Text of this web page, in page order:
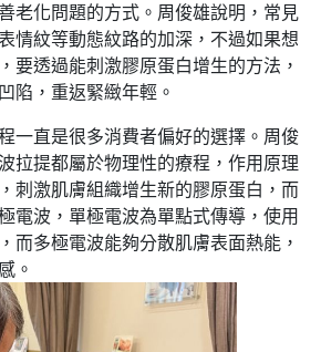
老化問題的方式。周俊雄說明，常見
情紋等動態紋路的加深，不過如果想
要透過能刺激膠原蛋白增生的方法，
陷，重返緊緻年輕。
一直是很多消費者偏好的選擇。周俊
拉提都屬於物理性的療程，作用原理
刺激肌膚組織增生新的膠原蛋白，而
電波，單極電波為單點式傳導，使用
而多極電波能夠分散肌膚表面熱能，
。